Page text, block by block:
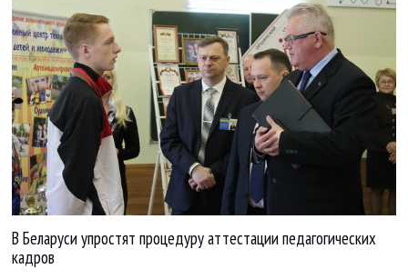
В Беларуси упростят процедуру аттестации педагогических
кадров